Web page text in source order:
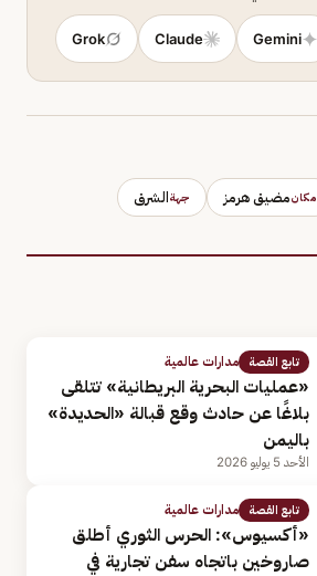
Gemini
Claude
Grok
مكانمضيق هرمز جهةالشرق
تابع القصة مدارات عالمية
«عمليات ​البحرية البريطانية» تتلقى
بلاغًا عن حادث وقع قبالة «الحديدة»
باليمن
الأحد 5 يوليو 2026
تابع القصة مدارات عالمية
«أكسيوس»: الحرس الثوري أطلق
صاروخين باتجاه سفن تجارية في